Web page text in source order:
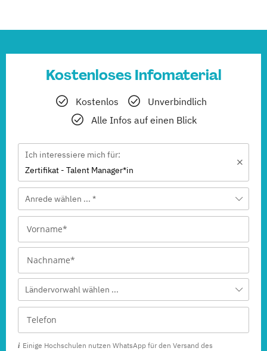
Kostenloses Infomaterial
Kostenlos
Unverbindlich
Alle Infos auf einen Blick
Ich interessiere mich für:
Zertifikat - Talent Manager*in
Anrede wählen ... *
Ländervorwahl wählen ...
Einige Hochschulen nutzen WhatsApp für den Versand des